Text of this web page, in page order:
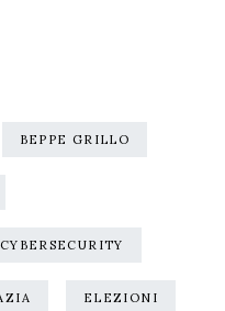
BEPPE GRILLO
CYBERSECURITY
ELEZIONI